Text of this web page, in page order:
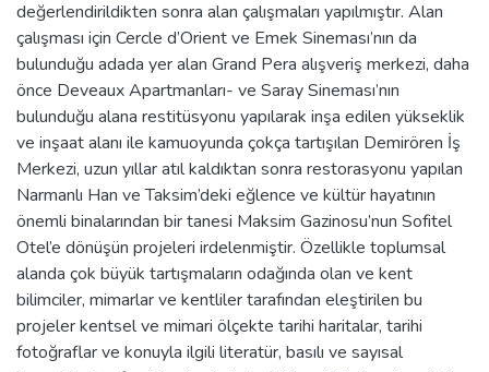
değerlendirildikten sonra alan çalışmaları yapılmıştır. Alan
çalışması için Cercle d’Orient ve Emek Sineması’nın da
bulunduğu adada yer alan Grand Pera alışveriş merkezi, daha
önce Deveaux Apartmanları- ve Saray Sineması’nın
bulunduğu alana restitüsyonu yapılarak inşa edilen yükseklik
ve inşaat alanı ile kamuoyunda çokça tartışılan Demirören İş
Merkezi, uzun yıllar atıl kaldıktan sonra restorasyonu yapılan
Narmanlı Han ve Taksim’deki eğlence ve kültür hayatının
önemli binalarından bir tanesi Maksim Gazinosu’nun Sofitel
Otel’e dönüşün projeleri irdelenmiştir. Özellikle toplumsal
alanda çok büyük tartışmaların odağında olan ve kent
bilimciler, mimarlar ve kentliler tarafından eleştirilen bu
projeler kentsel ve mimari ölçekte tarihi haritalar, tarihi
fotoğraflar ve konuyla ilgili literatür, basılı ve sayısal